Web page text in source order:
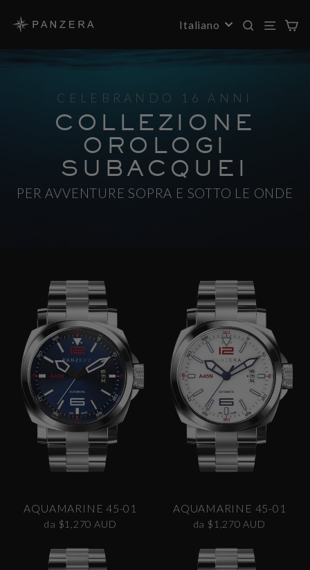
contenuto
LINGUA
Italiano
CELEBRANDO 16 ANNI
COLLEZIONE
OROLOGI
SUBACQUEI
PER AVVENTURE SOPRA E SOTTO LE ONDE
AQUAMARINE 45-01
da $1,270 AUD
AQUAMARINE 45-01
da $1,270 AUD